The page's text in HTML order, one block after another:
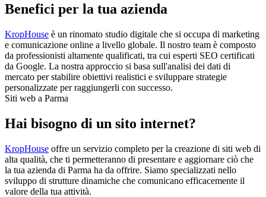
Benefici per la tua azienda
KropHouse è un rinomato studio digitale che si occupa di marketing
e comunicazione online a livello globale. Il nostro team è composto
da professionisti altamente qualificati, tra cui esperti SEO certificati
da Google. La nostra approccio si basa sull'analisi dei dati di
mercato per stabilire obiettivi realistici e sviluppare strategie
personalizzate per raggiungerli con successo.
Siti web a Parma
Hai bisogno di un sito internet?
KropHouse offre un servizio completo per la creazione di siti web di
alta qualità, che ti permetteranno di presentare e aggiornare ciò che
la tua azienda di Parma ha da offrire. Siamo specializzati nello
sviluppo di strutture dinamiche che comunicano efficacemente il
valore della tua attività.